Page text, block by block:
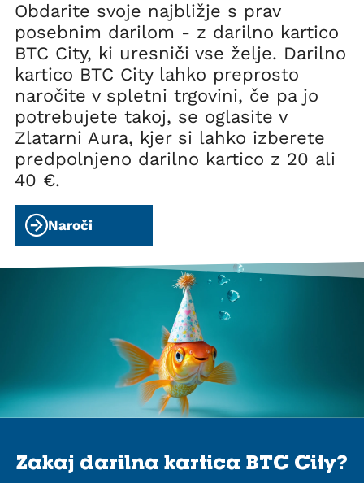
Obdarite svoje najbližje s prav
posebnim darilom - z darilno kartico
BTC City, ki uresniči vse želje. Darilno
kartico BTC City lahko preprosto
naročite v spletni trgovini, če pa jo
potrebujete takoj, se oglasite v
Zlatarni Aura, kjer si lahko izberete
predpolnjeno darilno kartico z 20 ali
40 €.
Naroči
Zakaj darilna kartica BTC City?